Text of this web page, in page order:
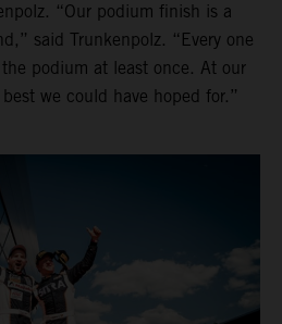
“Our podium finish is a
said Trunkenpolz. “Every one
podium at least once. At our
we could have hoped for.”